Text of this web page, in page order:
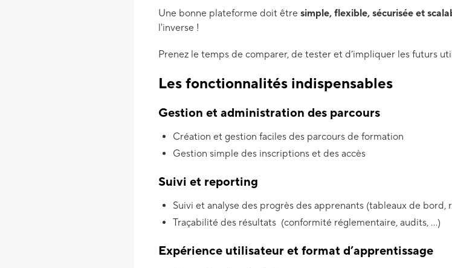
Une bonne plateforme doit être simple, flexible, sécurisée et
l'inverse !
Prenez le temps de comparer, de tester et d’impliquer les futurs
Les fonctionnalités indispensables
Gestion et administration des parcours
Création et gestion faciles des parcours de formation
Gestion simple des inscriptions et des accès
Suivi et reporting
Suivi et analyse des progrès des apprenants (tableaux de
Traçabilité des résultats (conformité réglementaire, audits, …)
Expérience utilisateur et format d’apprentissage